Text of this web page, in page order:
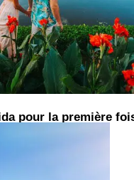
pour la première